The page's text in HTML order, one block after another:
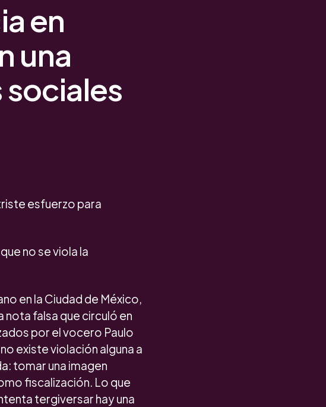
en
una
sociales
esfuerzo para
no se viola la
en la Ciudad de México,
nota falsa que circuló en
por el vocero Paulo
existe violación alguna a
tomar una imagen
fiscalización. Lo que
tergiversar hay una